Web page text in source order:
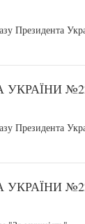
Президента
Президента